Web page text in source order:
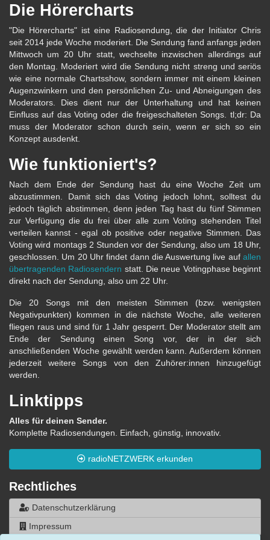
Die Hörercharts
"Die Hörercharts" ist eine Radiosendung, die der Initiator Chris
seit 2014 jede Woche moderiert. Die Sendung fand anfangs jeden
Mittwoch um 20 Uhr statt, wechselte inzwischen allerdings auf
den Montag. Moderiert wird die Sendung nicht streng und seriös
wie eine normale Chartsshow, sondern immer mit einem kleinen
Augenzwinkern und den persönlichen Zu- und Abneigungen des
Moderators. Dies dient nur der Unterhaltung und hat keinen
Einfluss auf das Voting oder die freigeschalteten Songs. tl;dr: Da
muss der Moderator schon durch sein, wenn er sich so ein
Konzept ausdenkt.
Wie funktioniert's?
Nach dem Ende der Sendung hast du eine Woche Zeit um
abzustimmen. Damit sich das Voting jedoch lohnt, solltest du
jedoch täglich abstimmen, denn jeden Tag hast du fünf Stimmen
zur Verfügung die du frei über alle zum Voting stehenden Titel
verteilen kannst - egal ob positive oder negative Stimmen. Das
Voting wird montags 2 Stunden vor der Sendung, also um 18 Uhr,
geschlossen. Um 20 Uhr findet dann die Auswertung live auf allen
übertragenden Radiosendern statt. Die neue Votingphase beginnt
direkt nach der Sendung, also um 22 Uhr.
Die 20 Songs mit den meisten Stimmen (bzw. wenigsten
Negativpunkten) kommen in die nächste Woche, alle weiteren
fliegen raus und sind für 1 Jahr gesperrt. Der Moderator stellt am
Ende der Sendung einen Song vor, der in der sich
anschließenden Woche gewählt werden kann. Außerdem können
jederzeit weitere Songs von den Zuhörer:innen hinzugefügt
werden.
Linktipps
Alles für deinen Sender.
Komplette Radiosendungen. Einfach, günstig, innovativ.
radioNETZWERK erkunden
Rechtliches
Datenschutzerklärung
Impressum